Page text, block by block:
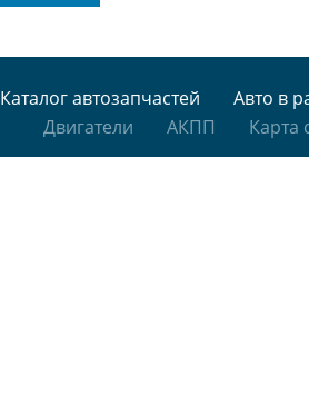
Каталог автозапчастей
Авто в
Двигатели
АКПП Карта